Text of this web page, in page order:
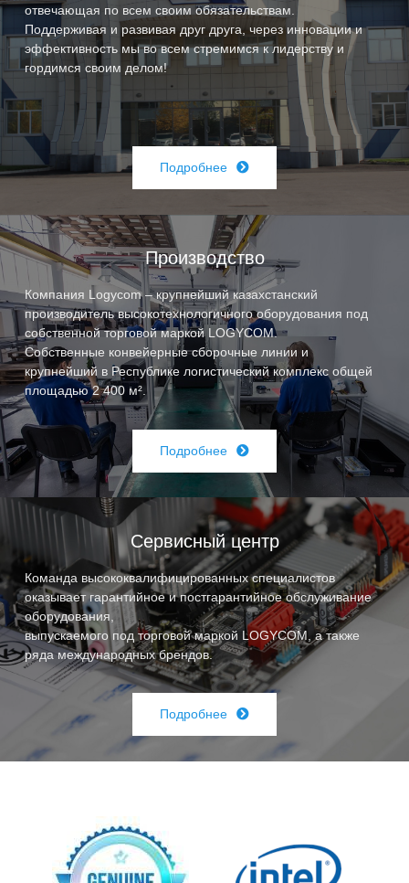
отвечающая по всем своим обязательствам.
Поддерживая и развивая друг друга, через инновации и
эффективность мы во всем стремимся к лидерству и
гордимся своим делом!
Подробнее
Производство
Компания Logycom – крупнейший казахстанский
производитель высокотехнологичного оборудования под
собственной торговой маркой LOGYCOM.
Собственные конвейерные сборочные линии и
крупнейший в Республике логистический комплекс общей
площадью 2 400 м².
Подробнее
Сервисный центр
Команда высококвалифицированных специалистов
оказывает гарантийное и постгарантийное обслуживание
оборудования,
выпускаемого под торговой маркой LOGYCOM, а также
ряда международных брендов.
Подробнее